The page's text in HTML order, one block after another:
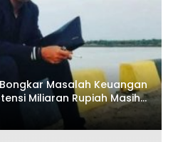
Bongkar Masalah Keuangan
Miliaran Rupiah Masih